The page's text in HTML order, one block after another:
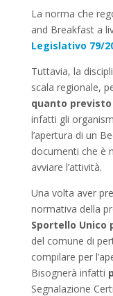
La norma che
and Breakfast a
Legislativo 79/
Tuttavia, la
scala regionale,
quanto
infatti gli
l’apertura di un
documenti che è
avviare l’attività.
Una volta aver
normativa della
Sportello
del comune di
compilare per
Bisognerà infatti
Segnalazione